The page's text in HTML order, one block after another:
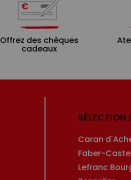
Offrez des chèques
cadeaux
SÉLECTION
Caran
Faber-
Lefranc